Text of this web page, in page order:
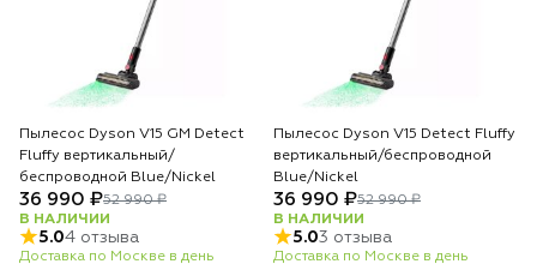
Пылесос Dyson V15 GM Detect
Fluffy вертикальный/
беспроводной Blue/Nickel
36 990 ₽52 990 ₽
В НАЛИЧИИ
5.04 отзыва
Доставка по Москве в день
Пылесос Dyson V15 Detect Fluffy
вертикальный/беспроводной
Blue/Nickel
36 990 ₽52 990 ₽
В НАЛИЧИИ
5.03 отзыва
Доставка по Москве в день